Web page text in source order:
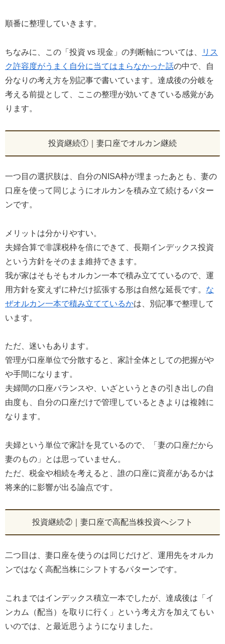
順番に整理していきます。
ちなみに、この「投資 vs 現金」の判断軸については、
リス
ク許容度がうまく自分に当てはまらなかった話の中で、自
分なりの考え方を別記事で書いています。達成後の分岐を
考える前提として、ここの整理が効いてきている感覚があ
ります。
投資継続①｜妻口座でオルカン継続
一つ目の選択肢は、自分のNISA枠が埋まったあとも、妻の
口座を使って同じようにオルカンを積み立て続けるパター
ンです。
メリットは分かりやすい。
夫婦合算で非課税枠を倍にできて、長期インデックス投資
という方針をそのまま維持できます。
我が家はそもそもオルカン一本で積み立てているので、運
用方針を変えずに枠だけ拡張する形は自然な延長です。 な
ぜオルカン一本で積み立てているかは、別記事で整理して
います。
ただ、迷いもあります。
管理が口座単位で分散すると、家計全体としての把握がや
や手間になります。
夫婦間の口座バランスや、いざというときの引き出しの自
由度も、自分の口座だけで管理しているときよりは複雑に
なります。
夫婦という単位で家計を見ているので、「妻の口座だから
妻のもの」とは思っていません。
ただ、税金や相続を考えると、誰の口座に資産があるかは
将来的に影響が出る論点です。
投資継続②｜妻口座で高配当株投資へシフト
二つ目は、妻口座を使うのは同じだけど、運用先をオルカ
ンではなく高配当株にシフトするパターンです。
これまではインデックス積立一本でしたが、達成後は「イ
ンカム（配当）を取りに行く」という考え方を加えてもい
いのでは、と最近思うようになりました。